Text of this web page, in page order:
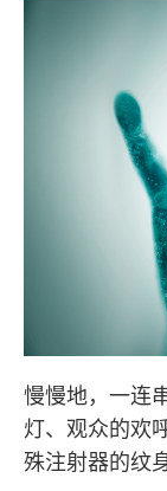
慢慢地，一连
灯、观众的欢
殊注射器的纹